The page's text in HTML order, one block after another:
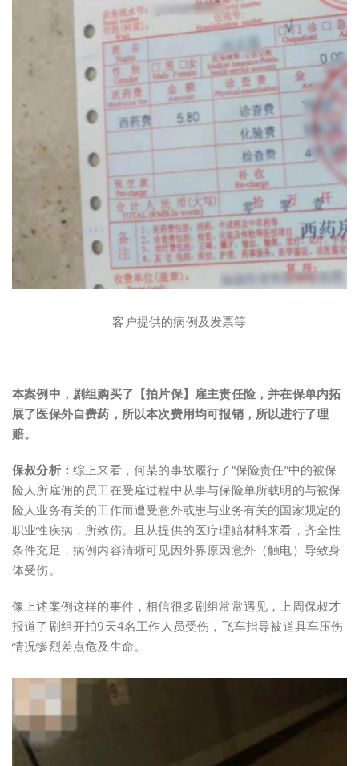
客户提供的病例及发票等
本案例中，剧组购买了【拍片保】雇主责任险，并在保单内拓
展了医保外自费药，所以本次费用均可报销，所以进行了理
赔。
保叔分析： 综上来看，何某的事故履行了“保险责任”中的被保
险人所雇佣的员工在受雇过程中从事与保险单所载明的与被保
险人业务有关的工作而遭受意外或患与业务有关的国家规定的
职业性疾病，所致伤。且从提供的医疗理赔材料来看，齐全性
条件充足，病例内容清晰可见因外界原因意外（触电）导致身
体受伤。
像上述案例这样的事件，相信很多剧组常常遇见，上周保叔才
报道了剧组开拍9天4名工作人员受伤，飞车指导被道具车压伤
情况惨烈差点危及生命。